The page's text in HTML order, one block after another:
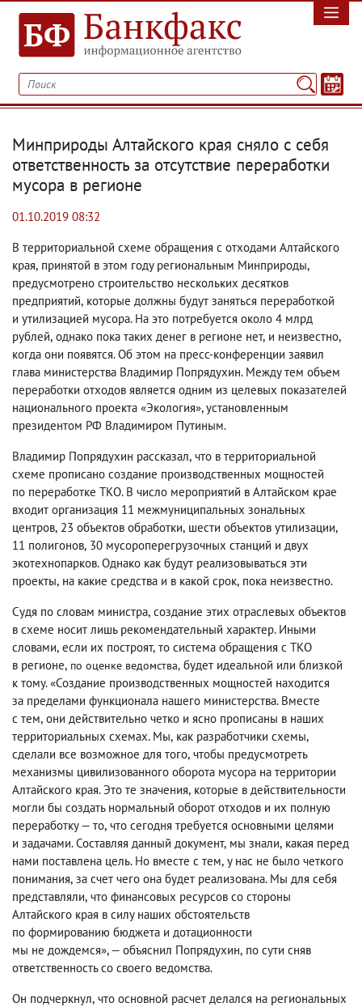
Минприроды Алтайского края сняло с себя
ответственность за отсутствие переработки
мусора в регионе
01.10.2019 08:32
В территориальной схеме обращения с отходами Алтайского
края, принятой в этом году региональным Минприроды,
предусмотрено строительство нескольких десятков
предприятий, которые должны будут заняться переработкой
и утилизацией мусора. На это потребуется около 4 млрд
рублей, однако пока таких денег в регионе нет, и неизвестно,
когда они появятся. Об этом на пресс-конференции заявил
глава министерства Владимир Попрядухин. Между тем объем
переработки отходов является одним из целевых показателей
национального проекта «Экология», установленным
президентом РФ Владимиром Путиным.
Владимир Попрядухин рассказал, что в территориальной
схеме прописано создание производственных мощностей
по переработке ТКО. В число мероприятий в Алтайском крае
входит организация 11 межмуниципальных зональных
центров, 23 объектов обработки, шести объектов утилизации,
11 полигонов, 30 мусороперегрузочных станций и двух
экотехнопарков. Однако как будут реализовываться эти
проекты, на какие средства и в какой срок, пока неизвестно.
Судя по словам министра, создание этих отраслевых объектов
в схеме носит лишь рекомендательный характер. Иными
словами, если их построят, то система обращения с ТКО
в регионе, по оценке ведомства, будет идеальной или близкой
к тому. «Создание производственных мощностей находится
за пределами функционала нашего министерства. Вместе
с тем, они действительно четко и ясно прописаны в наших
территориальных схемах. Мы, как разработчики схемы,
сделали все возможное для того, чтобы предусмотреть
механизмы цивилизованного оборота мусора на территории
Алтайского края. Это те значения, которые в действительности
могли бы создать нормальный оборот отходов и их полную
переработку — то, что сегодня требуется основными целями
и задачами. Составляя данный документ, мы знали, какая перед
нами поставлена цель. Но вместе с тем, у нас не было четкого
понимания, за счет чего она будет реализована. Мы для себя
представляли, что финансовых ресурсов со стороны
Алтайского края в силу наших обстоятельств
по формированию бюджета и дотационности
мы не дождемся», — объяснил Попрядухин, по сути сняв
ответственность со своего ведомства.
Он подчеркнул, что основной расчет делался на региональных